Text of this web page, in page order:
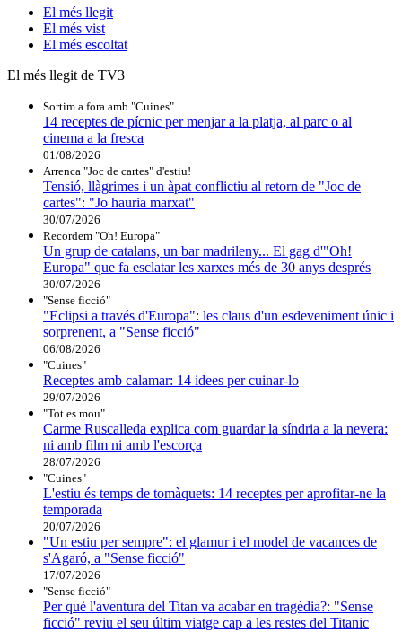
El més llegit
El més vist
El més escoltat
El més llegit de TV3
Sortim a fora amb "Cuines"
14 receptes de pícnic per menjar a la platja, al parc o al
cinema a la fresca
01/08/2026
Arrenca "Joc de cartes" d'estiu!
Tensió, llàgrimes i un àpat conflictiu al retorn de "Joc de
cartes": "Jo hauria marxat"
30/07/2026
Recordem "Oh! Europa"
Un grup de catalans, un bar madrileny... El gag d'"Oh!
Europa" que fa esclatar les xarxes més de 30 anys després
30/07/2026
"Sense ficció"
"Eclipsi a través d'Europa": les claus d'un esdeveniment únic i
sorprenent, a "Sense ficció"
06/08/2026
"Cuines"
Receptes amb calamar: 14 idees per cuinar-lo
29/07/2026
"Tot es mou"
Carme Ruscalleda explica com guardar la síndria a la nevera:
ni amb film ni amb l'escorça
28/07/2026
"Cuines"
L'estiu és temps de tomàquets: 14 receptes per aprofitar-ne la
temporada
20/07/2026
"Un estiu per sempre": el glamur i el model de vacances de
s'Agaró, a "Sense ficció"
17/07/2026
"Sense ficció"
Per què l'aventura del Titan va acabar en tragèdia?: "Sense
ficció" reviu el seu últim viatge cap a les restes del Titanic